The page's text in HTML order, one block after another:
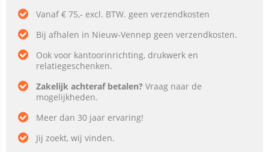
Vanaf € 75,- excl. BTW. geen verzendkosten
Bij afhalen in Nieuw-Vennep geen verzendkosten.
Ook voor kantoorinrichting, drukwerk en
relatiegeschenken.
Zakelijk achteraf betalen? Vraag naar de
mogelijkheden.
Meer dan 30 jaar ervaring!
Jij zoekt, wij vinden.